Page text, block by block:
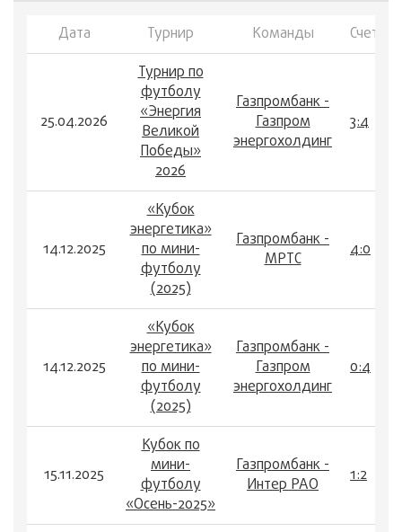
Дата Турнир Команды Счет
25.04.2026
Турнир по
футболу
«Энергия
Великой
Победы»
2026
Газпромбанк -
Газпром
энергохолдинг
3:4
14.12.2025
«Кубок
энергетика»
по мини-
футболу
(2025)
Газпромбанк -
МРТС
4:0
14.12.2025
«Кубок
энергетика»
по мини-
футболу
(2025)
Газпромбанк -
Газпром
энергохолдинг
0:4
15.11.2025
Кубок по
мини-
футболу
«Осень-2025»
Газпромбанк -
Интер РАО
1:2